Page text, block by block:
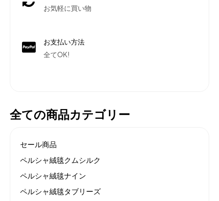
お気軽に買い物
お支払い方法
全てOK!
全ての商品カテゴリー
セール商品
ペルシャ絨毯クムシルク
ペルシャ絨毯ナイン
ペルシャ絨毯タブリーズ